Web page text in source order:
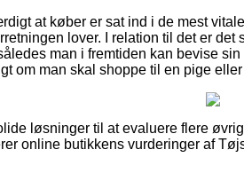
at køber er sat ind i de mest
lover. I relation til det er
man i fremtiden kan bevise
om man skal shoppe til en pige
løsninger til at evaluere flere
online butikkens vurderinger af